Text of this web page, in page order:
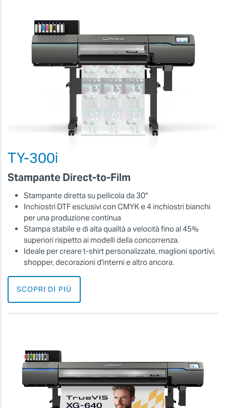
TY-300i
Stampante Direct-to-Film
Stampante diretta su pellicola da 30"
Inchiostri DTF esclusivi con CMYK e 4 inchiostri bianchi
per una produzione continua
Stampa stabile e di alta qualità a velocità fino al 45%
superiori rispetto ai modelli della concorrenza.
Ideale per creare t-shirt personalizzate, maglioni sportivi,
shopper, decorazioni d'interni e altro ancora.
SCOPRI DI PIÙ